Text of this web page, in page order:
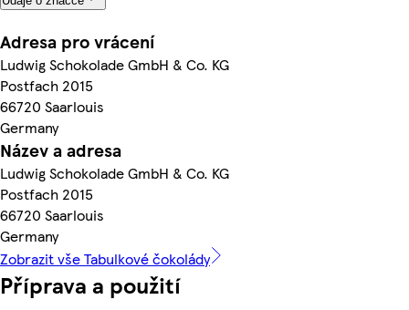
Adresa pro vrácení
Ludwig Schokolade GmbH & Co. KG
Postfach 2015
66720 Saarlouis
Germany
Název a adresa
Ludwig Schokolade GmbH & Co. KG
Postfach 2015
66720 Saarlouis
Germany
Zobrazit vše Tabulkové čokolády
Příprava a použití